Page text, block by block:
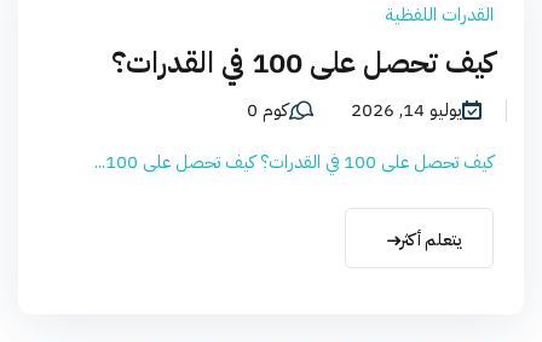
القدرات اللفظية
كيف تحصل على 100 في القدرات؟
يوليو 14, 2026
كوم 0
كيف تحصل على 100 في القدرات؟ كيف تحصل على 100...
يتعلم أكثر